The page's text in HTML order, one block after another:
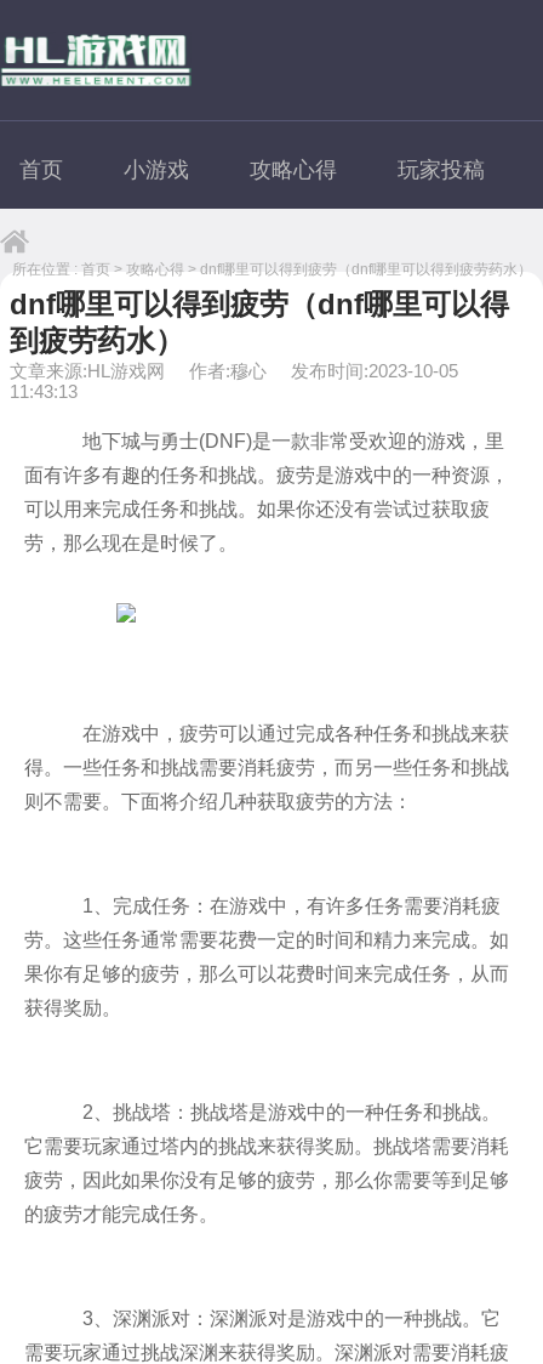
首页 小游戏 攻略心得 玩家投稿
所在位置 : 首页 > 攻略心得 > dnf哪里可以得到疲劳（dnf哪里可以得到疲劳药水）
dnf哪里可以得到疲劳（dnf哪里可以得
到疲劳药水）
文章来源:HL游戏网 作者:穆心
发布时间:2023-10-05
11:43:13
地下城与勇士(DNF)是一款非常受欢迎的游戏，里
面有许多有趣的任务和挑战。疲劳是游戏中的一种资源，
可以用来完成任务和挑战。如果你还没有尝试过获取疲
劳，那么现在是时候了。
在游戏中，疲劳可以通过完成各种任务和挑战来获
得。一些任务和挑战需要消耗疲劳，而另一些任务和挑战
则不需要。下面将介绍几种获取疲劳的方法：
1、完成任务：在游戏中，有许多任务需要消耗疲
劳。这些任务通常需要花费一定的时间和精力来完成。如
果你有足够的疲劳，那么可以花费时间来完成任务，从而
获得奖励。
2、挑战塔：挑战塔是游戏中的一种任务和挑战。
它需要玩家通过塔内的挑战来获得奖励。挑战塔需要消耗
疲劳，因此如果你没有足够的疲劳，那么你需要等到足够
的疲劳才能完成任务。
3、深渊派对：深渊派对是游戏中的一种挑战。它
需要玩家通过挑战深渊来获得奖励。深渊派对需要消耗疲